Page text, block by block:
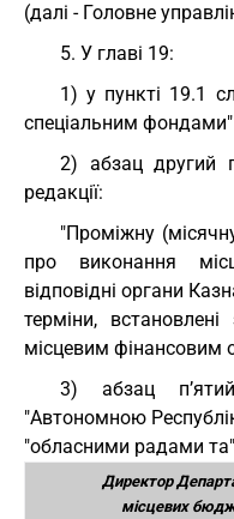
(далі - Головне
5. У главі 19:
1) у пункті 19.1
спеціальним
2) абзац другий
редакції:
"Проміжну
про виконання
відповідні органи
терміни,
місцевим фінансовим
3) абзац
"Автономною
"обласними радами
Директор
місцевих